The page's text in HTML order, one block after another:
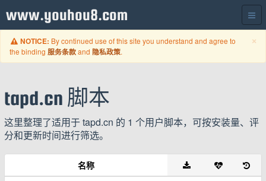
www.youhou8.com
×
NOTICE: By continued use of this site you understand and agree to
the binding 服务条款and 隐私政策.
tapd.cn 脚本
这里整理了适用于 tapd.cn 的 1 个用户脚本，可按安装量、评
分和更新时间进行筛选。
名称